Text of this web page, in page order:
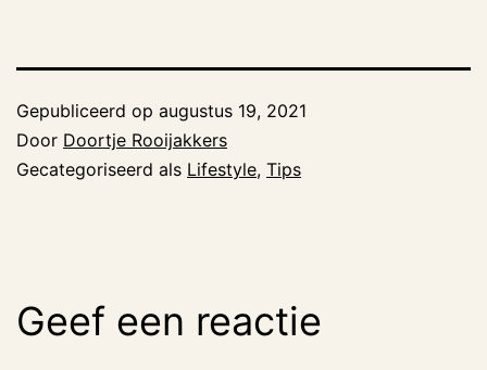
Gepubliceerd op augustus 19, 2021
Door Doortje Rooijakkers
Gecategoriseerd als Lifestyle, Tips
Geef een reactie